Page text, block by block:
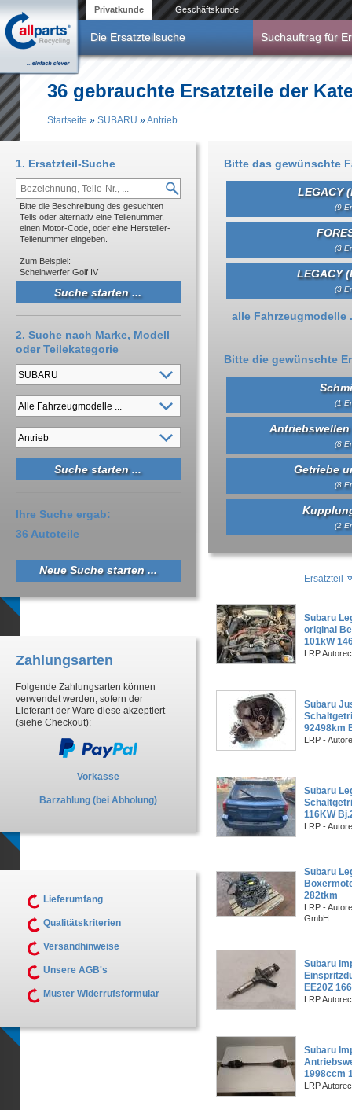
Privatkunde Geschäftskunde
Die Ersatzteilsuche Suchauftrag für
36 gebrauchte Ersatzteile der
Startseite » SUBARU »Antrieb
Bitte das gewünschte
LEGACY
(9
(3
LEGACY
(3
Anzeigen
alle Fahrzeugmodelle
Bitte die gewünschte
(1
(8
Getriebe
(8
(2
Ersatzteil
Subaru
original
101kW
LRP
Subaru
92498km
LRP -
Subaru
116KW
LRP -
Subaru
282tkm
LRP -
GmbH
Subaru
EE20Z
LRP
Subaru
1998ccm
LRP
1. Ersatzteil-Suche
Bitte die Beschreibung des gesuchten
Teils oder alternativ eine Teilenummer,
einen Motor-Code, oder eine Hersteller-
Teilenummer eingeben.
Zum Beispiel:
Scheinwerfer Golf IV
2. Suche nach Marke, Modell
oder Teilekategorie
Ihre Suche ergab:
36 Autoteile
Neue Suche starten ...
Zahlungsarten
Folgende Zahlungsarten können
verwendet werden, sofern der
Lieferant der Ware diese akzeptiert
(siehe Checkout):
Vorkasse
Barzahlung (bei Abholung)
Lieferumfang
Qualitätskriterien
Versandhinweise
Unsere AGB's
Muster Widerrufsformular